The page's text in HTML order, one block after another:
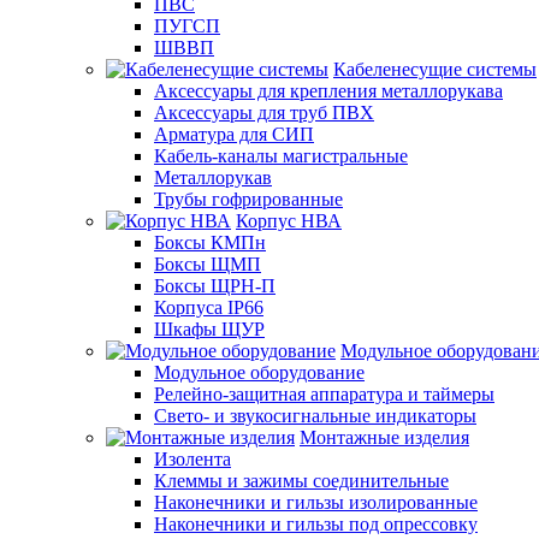
ПУГСП
ШВВП
Кабеленесущие системы
Аксессуары для крепления металлорукава
Аксессуары для труб ПВХ
Арматура для СИП
Кабель-каналы магистральные
Металлорукав
Трубы гофрированные
Корпус НВА
Боксы КМПн
Боксы ЩМП
Боксы ЩРН-П
Корпуса IP66
Шкафы ЩУР
Модульное
Модульное оборудование
Релейно-защитная аппаратура и таймеры
Свето- и звукосигнальные индикаторы
Монтажные изделия
Изолента
Клеммы и зажимы соединительные
Наконечники и гильзы изолированные
Наконечники и гильзы под опрессовку